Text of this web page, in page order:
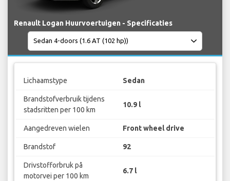
Renault Logan Huurvoertuigen - Specificaties
Lichaamstype Sedan
Brandstofverbruik tijdens
stadsritten per 100 km
10.9 l
Aangedreven wielen Front wheel drive
Brandstof 92
Drivstofforbruk på
motorvei per 100 km
6.7 l